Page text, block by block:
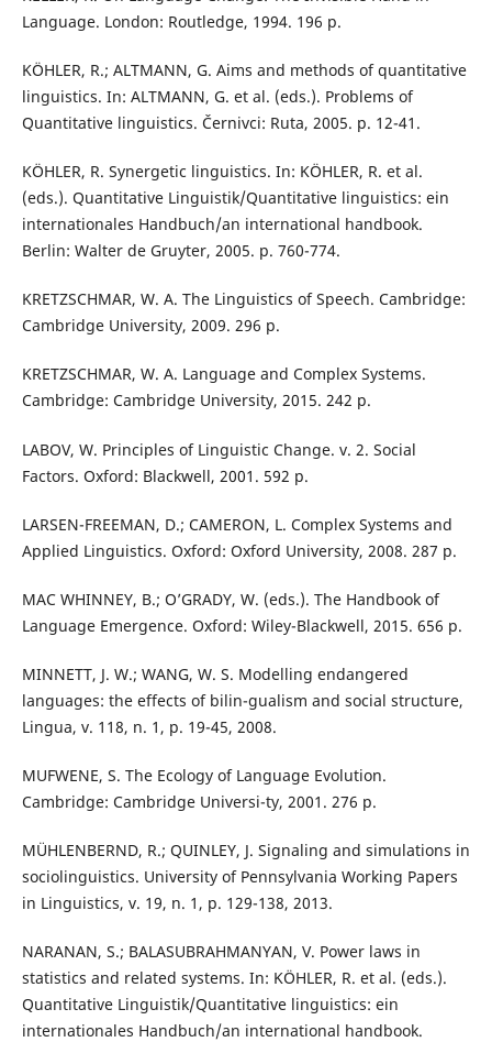
Language. London: Routledge, 1994. 196 p.
KÖHLER, R.; ALTMANN, G. Aims and methods of quantitative
linguistics. In: ALTMANN, G. et al. (eds.). Problems of
Quantitative linguistics. Černivci: Ruta, 2005. p. 12-41.
KÖHLER, R. Synergetic linguistics. In: KÖHLER, R. et al.
(eds.). Quantitative Linguistik/Quantitative linguistics: ein
internationales Handbuch/an international handbook.
Berlin: Walter de Gruyter, 2005. p. 760-774.
KRETZSCHMAR, W. A. The Linguistics of Speech. Cambridge:
Cambridge University, 2009. 296 p.
KRETZSCHMAR, W. A. Language and Complex Systems.
Cambridge: Cambridge University, 2015. 242 p.
LABOV, W. Principles of Linguistic Change. v. 2. Social
Factors. Oxford: Blackwell, 2001. 592 p.
LARSEN-FREEMAN, D.; CAMERON, L. Complex Systems and
Applied Linguistics. Oxford: Oxford University, 2008. 287 p.
MAC WHINNEY, B.; O’GRADY, W. (eds.). The Handbook of
Language Emergence. Oxford: Wiley-Blackwell, 2015. 656 p.
MINNETT, J. W.; WANG, W. S. Modelling endangered
languages: the effects of bilin-gualism and social structure,
Lingua, v. 118, n. 1, p. 19-45, 2008.
MUFWENE, S. The Ecology of Language Evolution.
Cambridge: Cambridge Universi-ty, 2001. 276 p.
MÜHLENBERND, R.; QUINLEY, J. Signaling and simulations in
sociolinguistics. University of Pennsylvania Working Papers
in Linguistics, v. 19, n. 1, p. 129-138, 2013.
NARANAN, S.; BALASUBRAHMANYAN, V. Power laws in
statistics and related systems. In: KÖHLER, R. et al. (eds.).
Quantitative Linguistik/Quantitative linguistics: ein
internationales Handbuch/an international handbook.